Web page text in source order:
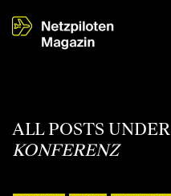
ALL POSTS UNDER
KONFERENZ